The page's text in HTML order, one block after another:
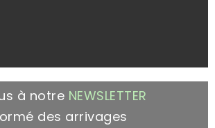
à notre NEWSLETTER
des arrivages